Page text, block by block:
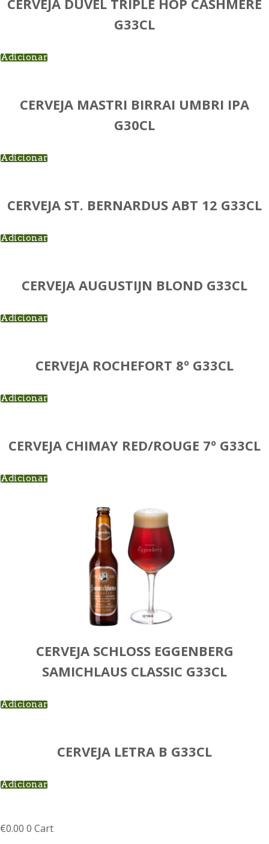
CERVEJA DUVEL TRIPLE HOP CASHMERE
G33CL
Adicionar
CERVEJA MASTRI BIRRAI UMBRI IPA
G30CL
Adicionar
CERVEJA ST. BERNARDUS ABT 12 G33CL
Adicionar
CERVEJA AUGUSTIJN BLOND G33CL
Adicionar
CERVEJA ROCHEFORT 8º G33CL
Adicionar
CERVEJA CHIMAY RED/ROUGE 7º G33CL
Adicionar
CERVEJA SCHLOSS EGGENBERG
SAMICHLAUS CLASSIC G33CL
Adicionar
CERVEJA LETRA B G33CL
Adicionar
€0.00 0 Cart